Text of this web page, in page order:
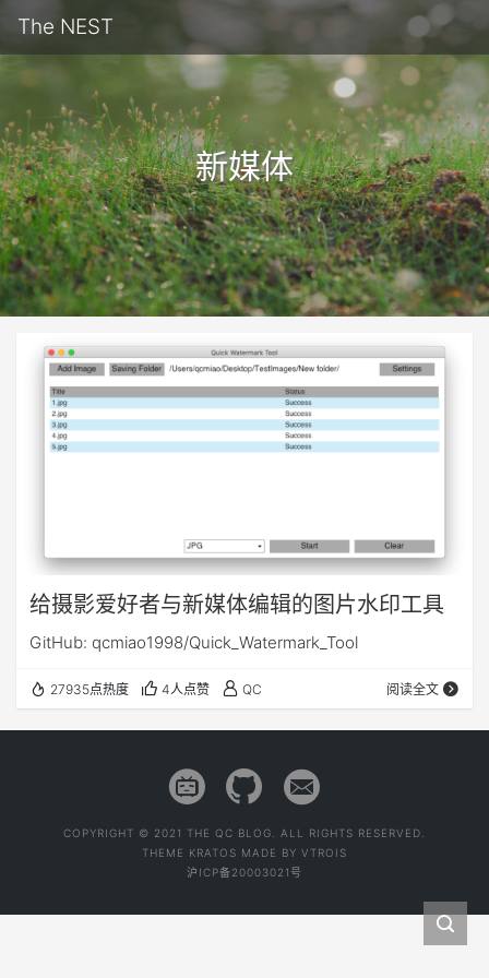
The NEST
新媒体
给摄影爱好者与新媒体编辑的图片水印工具
GitHub: qcmiao1998/Quick_Watermark_Tool
27935点热度 4人点赞 QC 阅读全文
COPYRIGHT © 2021 THE QC BLOG. ALL RIGHTS RESERVED.
THEME KRATOS MADE BY VTROIS
沪ICP备20003021号